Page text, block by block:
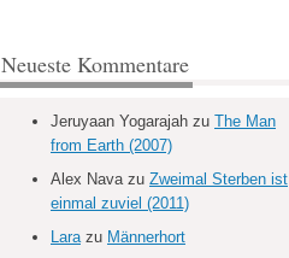
Neueste Kommentare
Jeruyaan Yogarajah zu The Man
from Earth (2007)
Alex Navazu Zweimal Sterben ist
einmal zuviel (2011)
Larazu Männerhort